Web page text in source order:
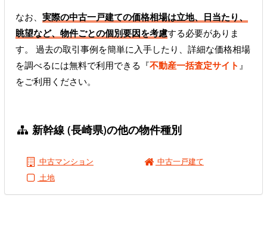
なお、 実際の中古一戸建ての価格相場は立地、日当たり、
眺望など、物件ごとの個別要因を考慮する必要がありま
す。 過去の取引事例を簡単に入手したり、詳細な価格相場
を調べるには無料で利用できる『不動産一括査定サイト 』
をご利用ください。
新幹線 (長崎県)の他の物件種別
中古マンション
中古一戸建て
土地